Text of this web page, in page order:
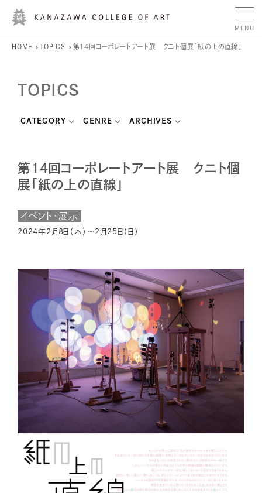
HOME TOPICS 第14回コーポレートアート展 クニト個展「紙の上の直線」
TOPICS
CATEGORY GENRE ARCHIVES
第14回コーポレートアート展 クニト個
展「紙の上の直線」
イベント・展示
2024年2月8日（木）〜2月25日（日）